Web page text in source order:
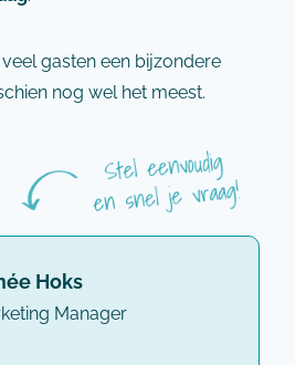
gasten een bijzondere
nog wel het meest.
Hoks
Manager